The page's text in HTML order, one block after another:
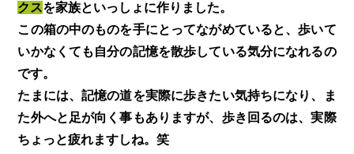
クスを家族といっしょに作りました。
この箱の中のものを手にとってながめていると、歩いて
いかなくても自分の記憶を散歩している気分になれるの
です。
たまには、記憶の道を実際に歩きたい気持ちになり、ま
た外へと足が向く事もありますが、歩き回るのは、実際
ちょっと疲れますしね。笑